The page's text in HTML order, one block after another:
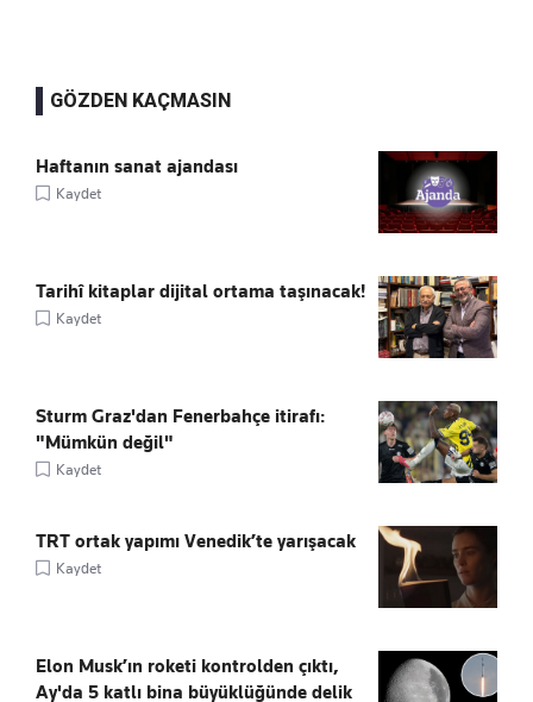
GÖZDEN KAÇMASIN
Haftanın sanat ajandası
Kaydet
Tarihî kitaplar dijital ortama taşınacak!
Kaydet
Sturm Graz'dan Fenerbahçe itirafı:
"Mümkün değil"
Kaydet
TRT ortak yapımı Venedik’te yarışacak
Kaydet
Elon Musk’ın roketi kontrolden çıktı,
Ay'da 5 katlı bina büyüklüğünde delik